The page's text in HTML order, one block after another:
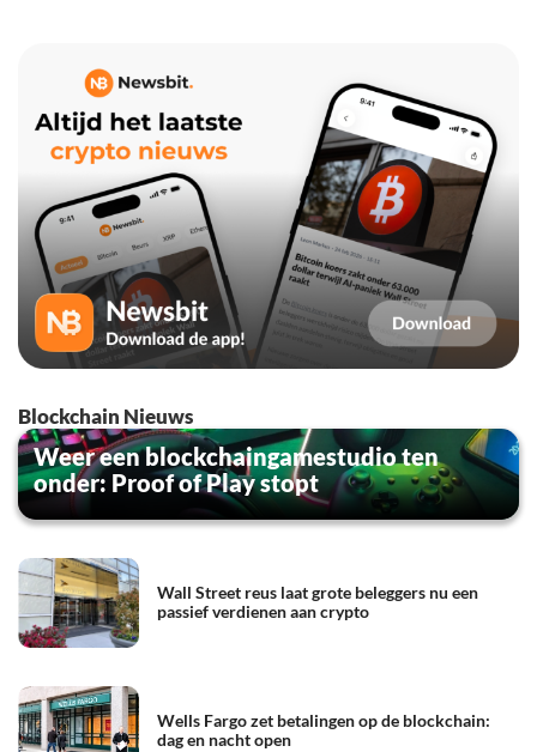
Blockchain Nieuws
Weer een blockchaingamestudio ten
onder: Proof of Play stopt
Wall Street reus laat grote beleggers nu een
passief verdienen aan crypto
Wells Fargo zet betalingen op de blockchain:
dag en nacht open